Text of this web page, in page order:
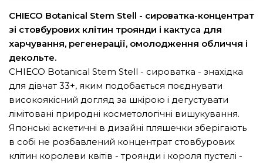
CHIECO Botanical Stem Stell - сироватка-концентрат
зі стовбурових клітин троянди і кактуса для
харчування, регенерації, омолодження обличчя і
декольте.
CHIECO Botanical Stem Stell - сироватка - знахідка
для дівчат 33+, яким подобається поєднувати
високоякісний догляд за шкірою і дегустувати
лімітовані природні косметологічні вишукування.
Японські аскетичні в дизайні пляшечки зберігають
в собі не розбавлений концентрат стовбурових
клітин королеви квітів - троянди і короля пустелі -